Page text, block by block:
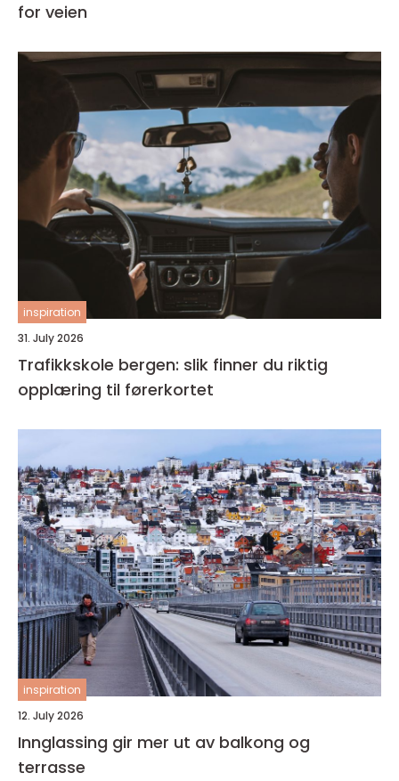
for veien
inspiration
31. July 2026
Trafikkskole bergen: slik finner du riktig
opplæring til førerkortet
inspiration
12. July 2026
Innglassing gir mer ut av balkong og
terrasse